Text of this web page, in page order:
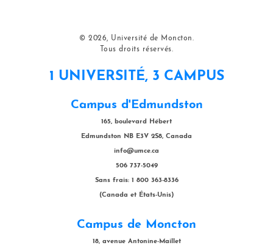
© 2026, Université de Moncton.
Tous droits réservés.
1 UNIVERSITÉ, 3 CAMPUS
Campus d'Edmundston
165, boulevard Hébert
Edmundston NB E3V 2S8, Canada
info@umce.ca
506 737-5049
Sans frais: 1 800 363-8336
(Canada et États-Unis)
Campus de Moncton
18, avenue Antonine-Maillet